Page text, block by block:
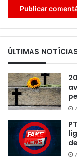
ÚLTIMAS NOTÍCIAS